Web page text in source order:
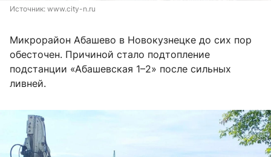
Источник: www.city-n.ru
Микрорайон Абашево в Новокузнецке до сих пор
обесточен. Причиной стало подтопление
подстанции «Абашевская 1–2» после сильных
ливней.